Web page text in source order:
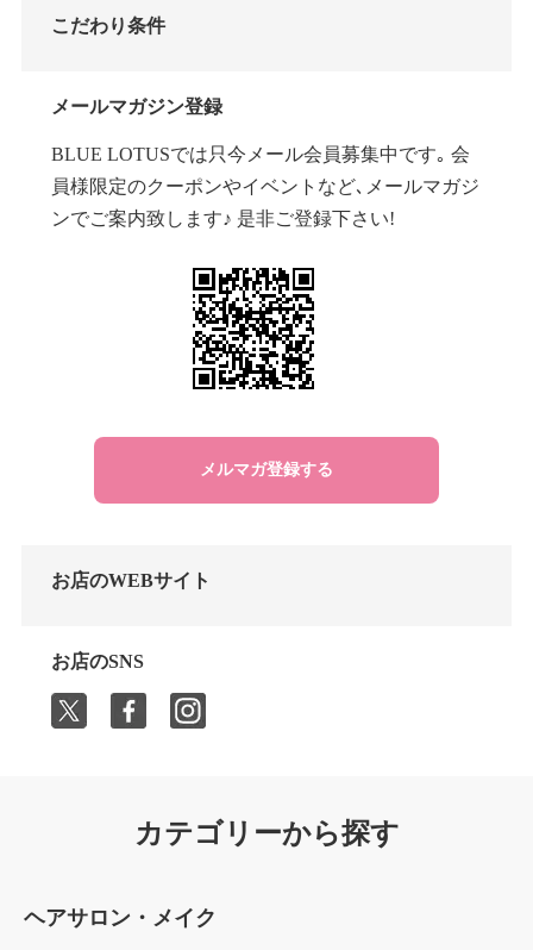
こだわり条件
メールマガジン登録
BLUE LOTUSでは只今メール会員募集中です｡ 会
員様限定のクーポンやイベントなど､メールマガジ
ンでご案内致します♪ 是非ご登録下さい!
メルマガ登録する
お店のWEBサイト
お店のSNS
カテゴリーから探す
ヘアサロン・メイク